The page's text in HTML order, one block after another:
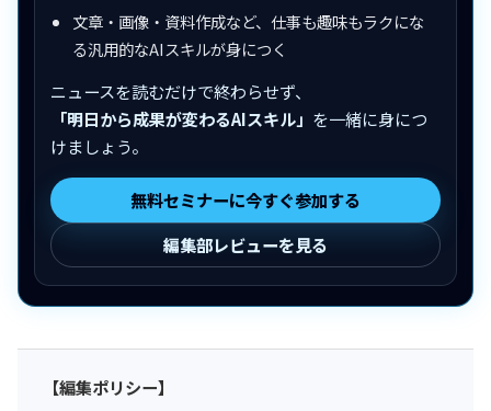
文章・画像・資料作成など、仕事も趣味もラクにな
る汎用的なAIスキルが身につく
ニュースを読むだけで終わらせず、
「明日から成果が変わるAIスキル」 を一緒に身につ
けましょう。
無料セミナーに今すぐ参加する
編集部レビューを見る
【編集ポリシー】